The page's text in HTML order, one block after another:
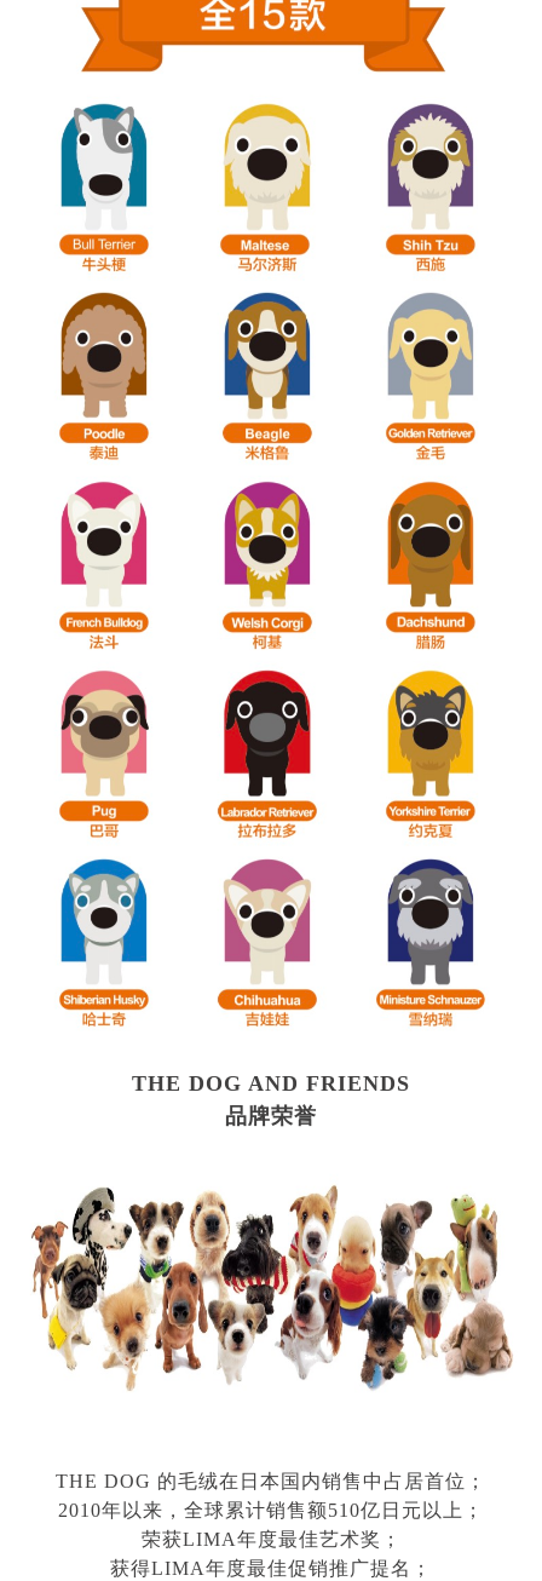
THE DOG AND FRIENDS
品牌荣誉
THE DOG 的毛绒在日本国内销售中占居首位；
2010年以来，全球累计销售额510亿日元以上；
荣获LIMA年度最佳艺术奖；
获得LIMA年度最佳促销推广提名；